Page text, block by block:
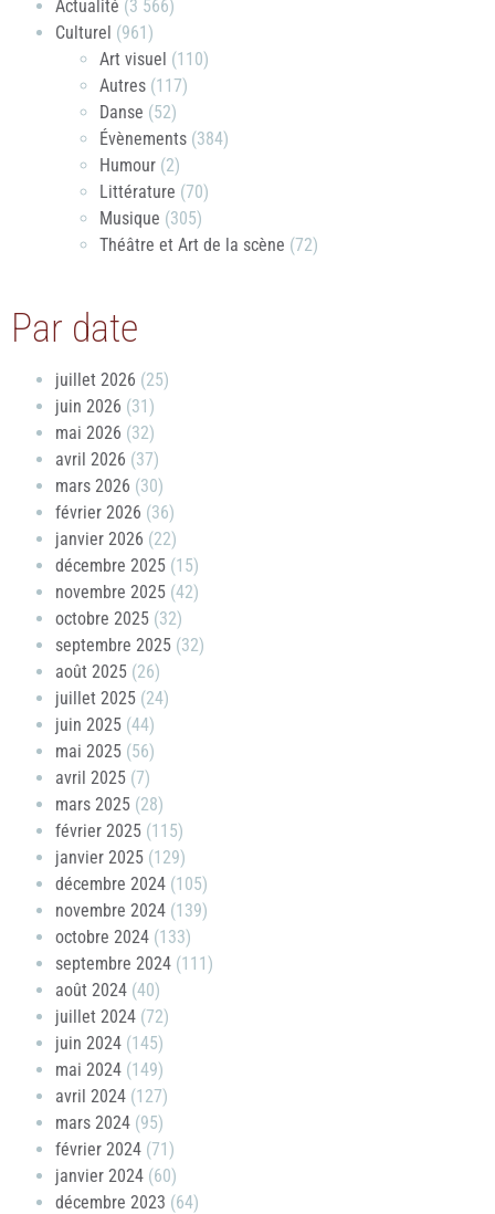
Actualité (3 566)
Culturel (961)
Art visuel (110)
Autres (117)
Danse (52)
Évènements (384)
Humour (2)
Littérature (70)
Musique (305)
Théâtre et Art de la scène (72)
Par date
juillet 2026 (25)
juin 2026 (31)
mai 2026 (32)
avril 2026 (37)
mars 2026 (30)
février 2026 (36)
janvier 2026 (22)
décembre 2025 (15)
novembre 2025 (42)
octobre 2025 (32)
septembre 2025 (32)
août 2025 (26)
juillet 2025 (24)
juin 2025 (44)
mai 2025 (56)
avril 2025 (7)
mars 2025 (28)
février 2025 (115)
janvier 2025 (129)
décembre 2024 (105)
novembre 2024 (139)
octobre 2024 (133)
septembre 2024 (111)
août 2024 (40)
juillet 2024 (72)
juin 2024 (145)
mai 2024 (149)
avril 2024 (127)
mars 2024 (95)
février 2024 (71)
janvier 2024 (60)
décembre 2023 (64)